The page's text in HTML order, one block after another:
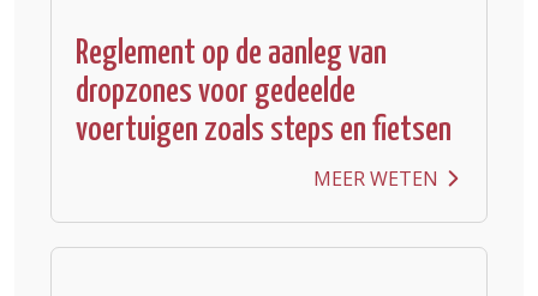
Reglement op de aanleg van
dropzones voor gedeelde
voertuigen zoals steps en fietsen
MEER WETEN